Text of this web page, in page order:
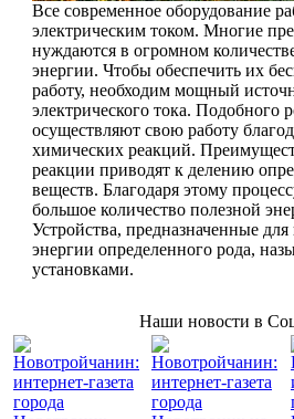
Все современное оборудование
электрическим током. Многие
нуждаются в огромном
энергии. Чтобы обеспечить их
работу, необходим мощный
электрического тока. Подобного
осуществляют свою работу
химических реакций.
реакции приводят к делению
веществ. Благодаря этому
большое количество полезной
Устройства, предназначенные
энергии определенного рода,
установками.
Наши новости в